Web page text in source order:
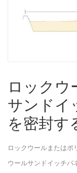
ロック
サンドイ
を密封す
ロックウールまたはポ
ウールサンドイッチパ